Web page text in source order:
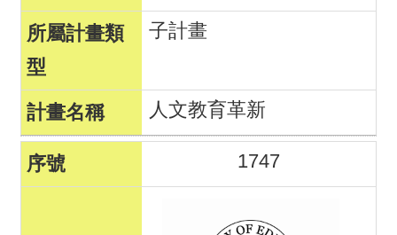
子計畫
人文教育革新
1747